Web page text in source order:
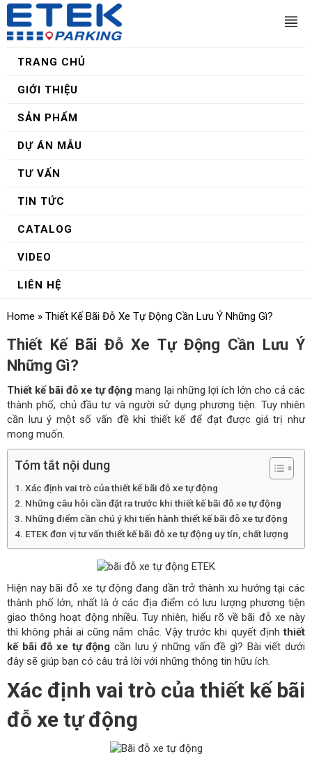
TRANG CHỦ
GIỚI THIỆU
SẢN PHẨM
DỰ ÁN MẪU
TƯ VẤN
TIN TỨC
CATALOG
VIDEO
LIÊN HỆ
Home » Thiết Kế Bãi Đỗ Xe Tự Động Cần Lưu Ý Những Gì?
Thiết Kế Bãi Đỗ Xe Tự Động Cần Lưu Ý
Những Gì?
Thiết kế bãi đỗ xe tự động mang lại những lợi ích lớn cho cả các
thành phố, chủ đầu tư và người sử dụng phương tiện. Tuy nhiên
cần lưu ý một số vấn đề khi thiết kế để đạt được giá trị như
mong muốn.
Tóm tắt nội dung
Xác định vai trò của thiết kế bãi đỗ xe tự động
Những câu hỏi cần đặt ra trước khi thiết kế bãi đỗ xe tự động
Những điểm cần chú ý khi tiến hành thiết kế bãi đỗ xe tự động
ETEK đơn vị tư vấn thiết kế bãi đỗ xe tự động uy tín, chất lượng
Hiện nay bãi đỗ xe tự động đang dần trở thành xu hướng tại các
thành phố lớn, nhất là ở các địa điểm có lưu lượng phương tiện
giao thông hoạt động nhiều. Tuy nhiên, hiểu rõ về bãi đỗ xe này
thì không phải ai cũng nắm chắc. Vậy trước khi quyết địnhthiết
kế bãi đỗ xe tự động cần lưu ý những vấn đề gì? Bài viết dưới
đây sẽ giúp bạn có câu trả lời với những thông tin hữu ích.
Xác định vai trò của thiết kế bãi
đỗ xe tự động